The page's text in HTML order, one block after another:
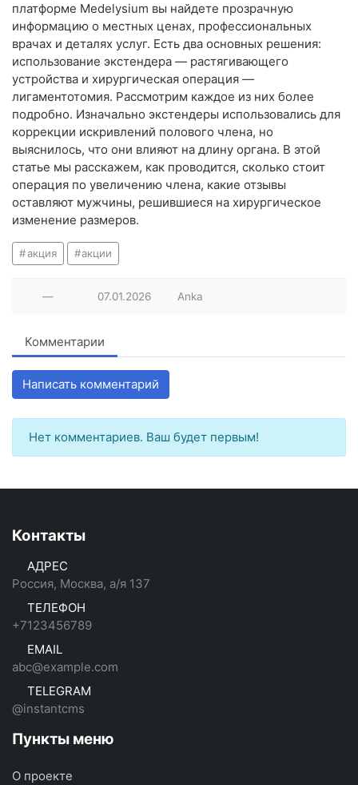
платформе Medelysium вы найдете прозрачную
информацию о местных ценах, профессиональных
врачах и деталях услуг. Есть два основных решения:
использование экстендера — растягивающего
устройства и хирургическая операция —
лигаментотомия. Рассмотрим каждое из них более
подробно. Изначально экстендеры использовались для
коррекции искривлений полового члена, но
выяснилось, что они влияют на длину органа. В этой
статье мы расскажем, как проводится, сколько стоит
операция по увеличению члена, какие отзывы
оставляют мужчины, решившиеся на хирургическое
изменение размеров.
акция акции
— 07.01.2026 Anka
Комментарии
Написать комментарий
Нет комментариев. Ваш будет первым!
Контакты
АДРЕС
Россия, Москва, а/я 137
ТЕЛЕФОН
+7123456789
EMAIL
abc@example.com
TELEGRAM
@instantcms
Пункты меню
О проекте